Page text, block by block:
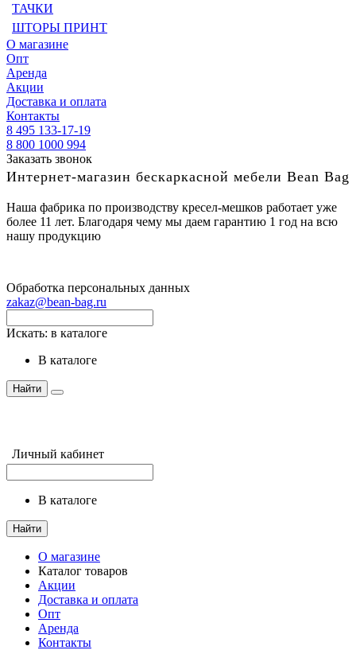
ТАЧКИ
ШТОРЫ ПРИНТ
О магазине
Опт
Аренда
Акции
Доставка и оплата
Контакты
8 495 133-17-19
8 800 1000 994
Заказать звонок
Интернет-магазин бескаркасной мебели Bean Bag
Наша фабрика по производству кресел-мешков работает уже
более 11 лет. Благодаря чему мы даем гарантию 1 год на всю
нашу продукцию
Обработка персональных данных
zakaz@bean-bag.ru
Искать: в каталоге
в каталоге
Найти
Личный кабинет
в каталоге
Найти
О магазине
Каталог товаров
Акции
Доставка и оплата
Опт
Аренда
Контакты